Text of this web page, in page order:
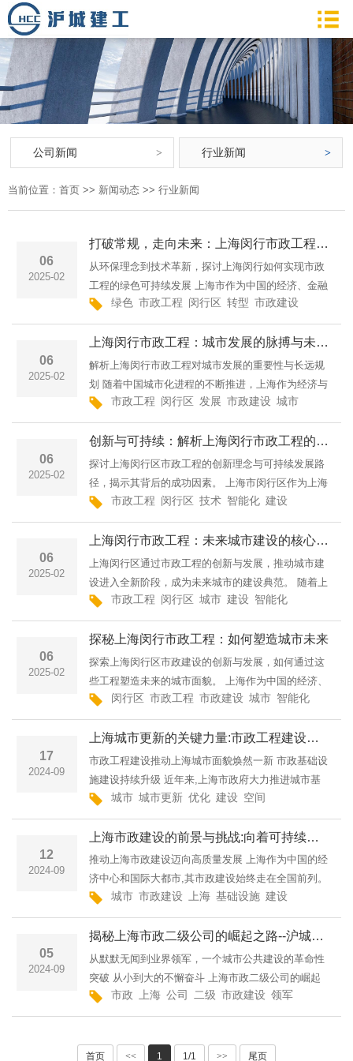
公司新闻 行业新闻
当前位置： 首页 >> 新闻动态 >> 行业新闻
06
2025-02
打破常规，走向未来：上海闵行市政工程的绿色转型
从环保理念到技术革新，探讨上海闵行如何实现市政
工程的绿色可持续发展 上海市作为中国的经济、金融
中心，其市政建设在推动城市现代化的过程中扮演着
重要角色。近年来，上海闵行区积极响应国家绿色发
展
绿色 市政工程 闵行区 转型 市政建设
06
2025-02
上海闵行市政工程：城市发展的脉搏与未来蓝图
解析上海闵行市政工程对城市发展的重要性与长远规
划 随着中国城市化进程的不断推进，上海作为经济与
文化的国际化大都市，其各区的市政建设发展尤为引
人注目。闵行区，作为上海的核心区域之一，近年来
在市政建
市政工程 闵行区 发展 市政建设 城市
06
2025-02
创新与可持续：解析上海闵行市政工程的成功之道
探讨上海闵行区市政工程的创新理念与可持续发展路
径，揭示其背后的成功因素。 上海市闵行区作为上海
的重要组成部分，不仅在经济发展上取得了显著成
就，市政基础设施的建设也在创新与可持续发展方面
走在了全国前
市政工程 闵行区 技术 智能化 建设
06
2025-02
上海闵行市政工程：未来城市建设的核心力量
上海闵行区通过市政工程的创新与发展，推动城市建
设进入全新阶段，成为未来城市的建设典范。 随着上
海城市化进程的加速，市政工程在城市发展中的作用
愈发重要。作为上海的重要区县，闵行区在市政建设
方面不断进
市政工程 闵行区 城市 建设 智能化
06
2025-02
探秘上海闵行市政工程：如何塑造城市未来
探索上海闵行区市政建设的创新与发展，如何通过这
些工程塑造未来的城市面貌。 上海作为中国的经济、
金融、文化中心，其市政工程的建设在城市发展中扮
演着重要角色。特别是闵行区，这个在上海南部的地
区，随着市
闵行区 市政工程 市政建设 城市 智能化
17
2024-09
上海城市更新的关键力量:市政工程建设大提升--上海市政工程上海市政建设引领城市更新发展新篇章沪城建工集团有限公司
市政工程建设推动上海城市面貌焕然一新 市政基础设
施建设持续升级 近年来,上海市政府大力推进城市基
础设施建设,通过加大资金投入、完善建设管理等措
施,持续优化城市道路、管网、园林绿地等市政设施。
比如
城市 城市更新 优化 建设 空间
12
2024-09
上海市政建设的前景与挑战:向着可持续发展--上海市政工程上海市政建设的未来发展:朝向可持续发展沪城建工集团有限公司
推动上海市政建设迈向高质量发展 上海作为中国的经
济中心和国际大都市,其市政建设始终走在全国前列。
近年来,上海市政府持续推进城市基础设施建设和城市
管理创新,在为城市居民提供优质公共服务的同时,也
为城
城市 市政建设 上海 基础设施 建设
05
2024-09
揭秘上海市政二级公司的崛起之路--沪城建工集团有限公司上海市政二级公司的华丽蜕变上海市政二级资质企业
从默默无闻到业界领军，一个城市公共建设的革命性
突破 从小到大的不懈奋斗 上海市政二级公司的崛起
之路可以追溯到上世纪90年代的一个小型建筑企业。
凭借专业的技术团队和对细节的执着追求，他们逐步
市政 上海 公司 二级 市政建设 领军
首页 << 1 1/1 >> 尾页